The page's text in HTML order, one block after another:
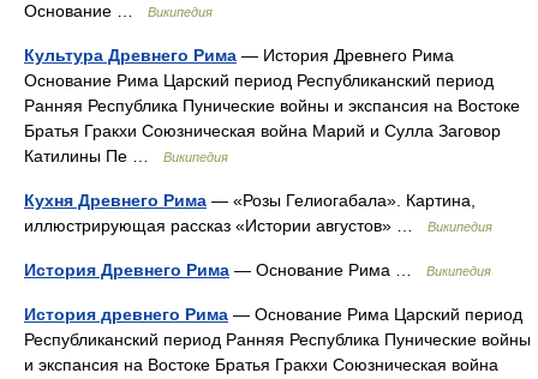
Основание …
Википедия
Культура Древнего Рима — История Древнего Рима
Основание Рима Царский период Республиканский период
Ранняя Республика Пунические войны и экспансия на Востоке
Братья Гракхи Союзническая война Марий и Сулла Заговор
Катилины Пе …
Википедия
Кухня Древнего Рима — «Розы Гелиогабала». Картина,
иллюстрирующая рассказ «Истории августов» …
Википедия
История Древнего Рима — Основание Рима … Википедия
История древнего Рима — Основание Рима Царский период
Республиканский период Ранняя Республика Пунические войны
и экспансия на Востоке Братья Гракхи Союзническая война